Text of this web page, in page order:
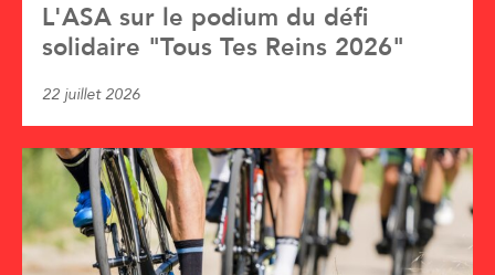
L'ASA sur le podium du défi
solidaire "Tous Tes Reins 2026"
22 juillet 2026